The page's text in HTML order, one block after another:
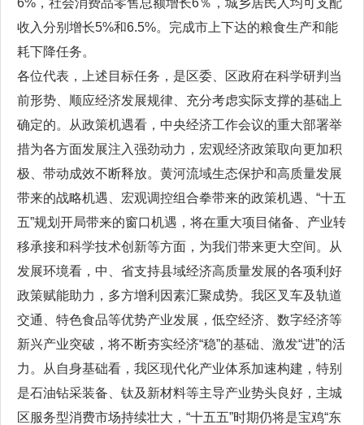
6%，社会消费品零售总额增长6％，城乡居民人均可支配
收入分别增长5%和6.5%。完成市上下达的粮食生产和能
耗下降任务。
各位代表，上述目标任务，是区委、区政府在科学研判当
前形势、顺应经济发展规律、充分考虑实际支撑的基础上
确定的。从政策机遇看，中央经济工作会议的重大部署举
措为各方面发展注入强劲动力，宏观经济政策取向更加积
极、带动成效不断释放。黄河流域生态保护和高质量发展
带来的战略机遇、宏观调控组合拳带来的政策机遇、“十五
五”规划开局带来的窗口机遇，将在重大项目储备、产业转
移承接和科学技术创新等方面，为我们带来更大空间。从
发展环境看，中、省支持县域经济高质量发展的各项利好
政策赋能助力，多方增利因素汇聚成势。我区叉车及轨道
交通、特色食品等优势产业发展，低空经济、数字经济等
新兴产业突破，将不断夯实经济“稳”的基础、激发“进”的活
力。从自身基础看，我区现代化产业体系加速构建，特别
是石油钻采装备、钛及新材料等主导产业势头良好，主城
区服务型消费市场持续壮大，“十五五”时期仍将是宝鸡“东